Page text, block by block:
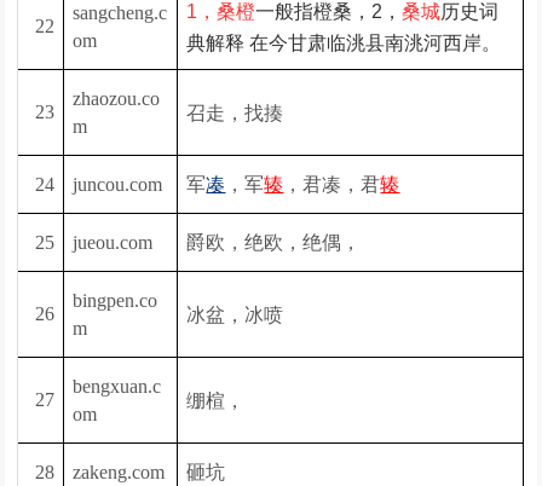
22
sangcheng.c
om
1，桑橙一般指橙桑，2，桑城历史词
典解释 在今甘肃临洮县南洮河西岸。
23
zhaozou.co
m
召走，找揍
24 juncou.com 军凑 ，军辏 ，君凑，君辏
25 jueou.com 爵欧，绝欧，绝偶，
26
bingpen.co
m
冰盆，冰喷
27
bengxuan.c
om
绷楦，
28 zakeng.com 砸坑